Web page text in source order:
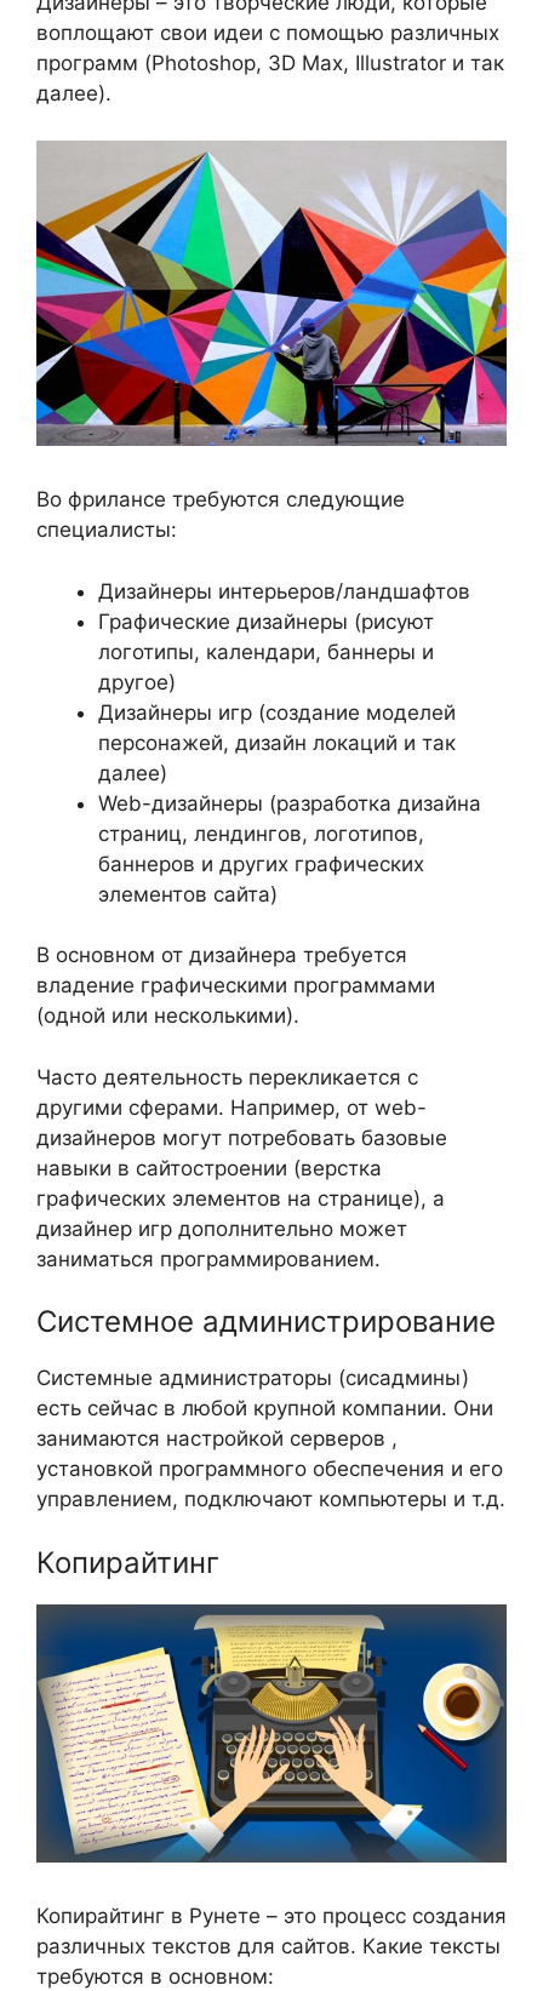
воплощают свои идеи с помощью различных
программ (Photoshop, 3D Max, Illustrator и так
далее).
Во фрилансе требуются следующие
специалисты:
Дизайнеры интерьеров/ландшафтов
Графические дизайнеры (рисуют
логотипы, календари, баннеры и
другое)
Дизайнеры игр (создание моделей
персонажей, дизайн локаций и так
далее)
Web-дизайнеры (разработка дизайна
страниц, лендингов, логотипов,
баннеров и других графических
элементов сайта)
В основном от дизайнера требуется
владение графическими программами
(одной или несколькими).
Часто деятельность перекликается с
другими сферами. Например, от web-
дизайнеров могут потребовать базовые
навыки в сайтостроении (верстка
графических элементов на странице), а
дизайнер игр дополнительно может
заниматься программированием.
Системное администрирование
Системные администраторы (сисадмины)
есть сейчас в любой крупной компании. Они
занимаются настройкой серверов ,
установкой программного обеспечения и его
управлением, подключают компьютеры и т.д.
Копирайтинг
Копирайтинг в Рунете – это процесс создания
различных текстов для сайтов. Какие тексты
требуются в основном: